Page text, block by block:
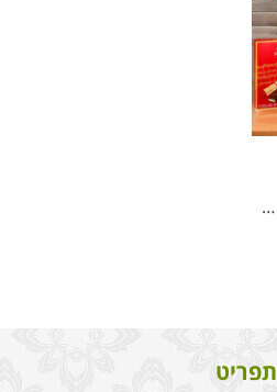
זר פרחים חגיגי עם מארז שוקולד מוצארט
תפריט